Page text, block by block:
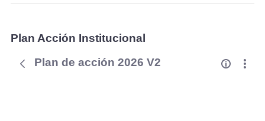
Plan Acción Institucional
Plan de acción 2026 V2